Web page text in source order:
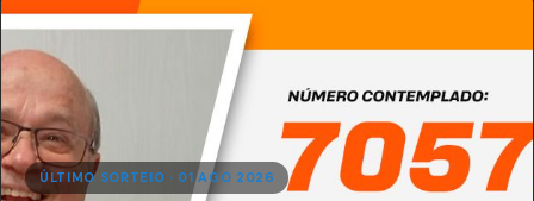
ÚLTIMO SORTEIO · 01 AGO 2026